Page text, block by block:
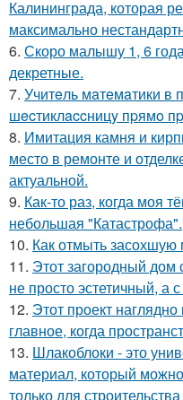
Калининграда, которая
максимально
6. Скоро малышу 1, 6
декретные.
7. Учитeль мaтeмaтики в
шecтиклaccницy пpямo
8. Имитация камня и
место в ремонте и
актуальной.
9. Как-то раз, когда моя
небольшая "Катастрофа".
10. Как отмыть
11. Этот загородный дом
не просто эстетичный, а
12. Этот проект
главное, когда
13. Шлакоблоки - это
материал, который
только для